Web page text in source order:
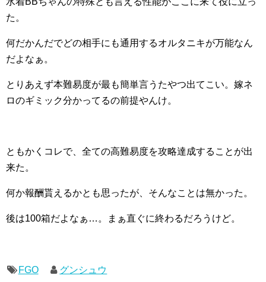
た。
何だかんだでどの相手にも通用するオルタニキが万能なん
だよなぁ。
とりあえず本難易度が最も簡単言うたやつ出てこい。嫁ネ
ロのギミック分かってるの前提やんけ。
ともかくコレで、全ての高難易度を攻略達成することが出
来た。
何か報酬貰えるかとも思ったが、そんなことは無かった。
後は100箱だよなぁ…。まぁ直ぐに終わるだろうけど。
FGO グンシュウ